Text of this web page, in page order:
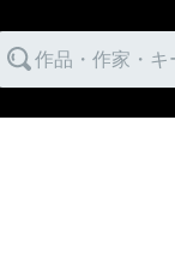
作品・作家・キ